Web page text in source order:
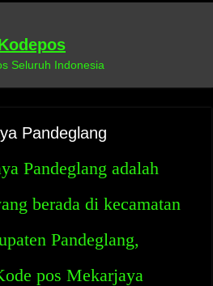
Seluruh Indonesia
Pandeglang
Pandeglang adalah
berada di kecamatan
Pandeglang,
pos Mekarjaya